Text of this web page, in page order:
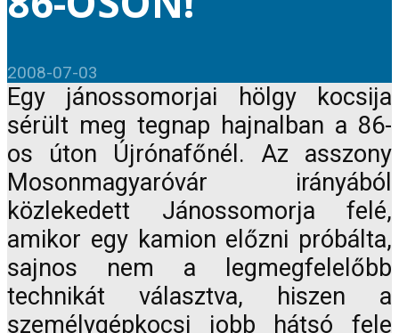
2008-07-03
Egy jánossomorjai hölgy kocsija
sérült meg tegnap hajnalban a 86-
os úton Újrónafőnél. Az asszony
Mosonmagyaróvár irányából
közlekedett Jánossomorja felé,
amikor egy kamion előzni próbálta,
sajnos nem a legmegfelelőbb
technikát választva, hiszen a
személygépkocsi jobb hátsó fele